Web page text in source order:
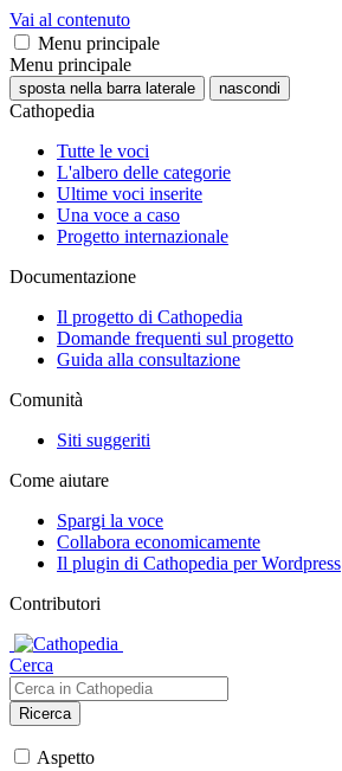
Vai al contenuto
Menu principale
Menu principale
sposta nella barra laterale nascondi
Cathopedia
Tutte le voci
L'albero delle categorie
Ultime voci inserite
Una voce a caso
Progetto internazionale
Documentazione
Il progetto di Cathopedia
Domande frequenti sul progetto
Guida alla consultazione
Comunità
Siti suggeriti
Come aiutare
Spargi la voce
Collabora economicamente
Il plugin di Cathopedia per Wordpress
Contributori
Cerca
Ricerca
Aspetto